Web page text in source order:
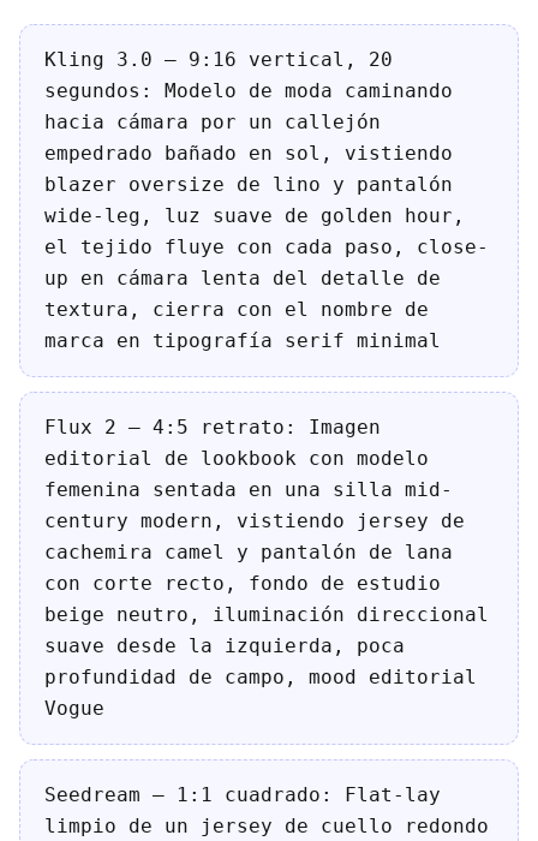
Kling 3.0 — 9:16 vertical, 20
segundos: Modelo de moda caminando
hacia cámara por un callejón
empedrado bañado en sol, vistiendo
blazer oversize de lino y pantalón
wide-leg, luz suave de golden hour,
el tejido fluye con cada paso, close-
up en cámara lenta del detalle de
textura, cierra con el nombre de
marca en tipografía serif minimal
Flux 2 — 4:5 retrato: Imagen
editorial de lookbook con modelo
femenina sentada en una silla mid-
century modern, vistiendo jersey de
cachemira camel y pantalón de lana
con corte recto, fondo de estudio
beige neutro, iluminación direccional
suave desde la izquierda, poca
profundidad de campo, mood editorial
Vogue
Seedream — 1:1 cuadrado: Flat-lay
limpio de un jersey de cuello redondo